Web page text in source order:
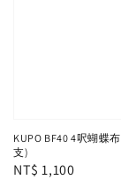
KUPO BF40 4呎蝴蝶
支)
Regular
NT$ 1,100